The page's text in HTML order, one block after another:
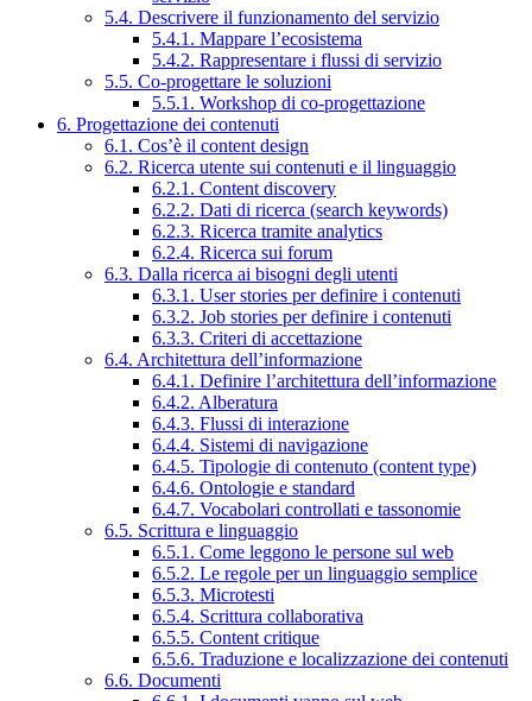
5.4. Descrivere il funzionamento del servizio
5.4.1. Mappare l’ecosistema
5.4.2. Rappresentare i flussi di servizio
5.5. Co-progettare le soluzioni
5.5.1. Workshop di co-progettazione
6. Progettazione dei contenuti
6.1. Cos’è il content design
6.2. Ricerca utente sui contenuti e il linguaggio
6.2.1. Content discovery
6.2.2. Dati di ricerca (search keywords)
6.2.3. Ricerca tramite analytics
6.2.4. Ricerca sui forum
6.3. Dalla ricerca ai bisogni degli utenti
6.3.1. User stories per definire i contenuti
6.3.2. Job stories per definire i contenuti
6.3.3. Criteri di accettazione
6.4. Architettura dell’informazione
6.4.1. Definire l’architettura dell’informazione
6.4.2. Alberatura
6.4.3. Flussi di interazione
6.4.4. Sistemi di navigazione
6.4.5. Tipologie di contenuto (content type)
6.4.6. Ontologie e standard
6.4.7. Vocabolari controllati e tassonomie
6.5. Scrittura e linguaggio
6.5.1. Come leggono le persone sul web
6.5.2. Le regole per un linguaggio semplice
6.5.3. Microtesti
6.5.4. Scrittura collaborativa
6.5.5. Content critique
6.5.6. Traduzione e localizzazione dei contenuti
6.6. Documenti